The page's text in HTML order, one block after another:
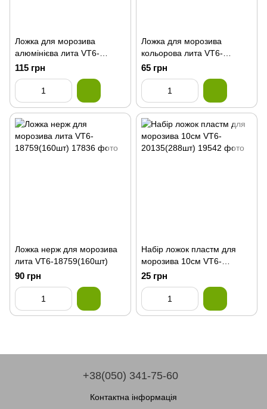
Ложка для морозива
алюмінієва лита VT6-
18713(144шт)
115 грн
Ложка для морозива
кольорова лита VT6-
18757(144шт)
65 грн
Ложка нерж для морозива
лита VT6-18759(160шт)
90 грн
Набір ложок пластм для
морозива 10см VT6-
20135(288шт)
25 грн
+38(050) 341-75-60
Контактна інформація